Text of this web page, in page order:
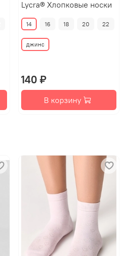
Lycra® Хлопковые носки
14 16 18 20 22
джинс
140 ₽
В корзину